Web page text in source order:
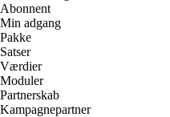
Abonnent
Min adgang
Pakke
Satser
Værdier
Moduler
Partnerskab
Kampagnepartner